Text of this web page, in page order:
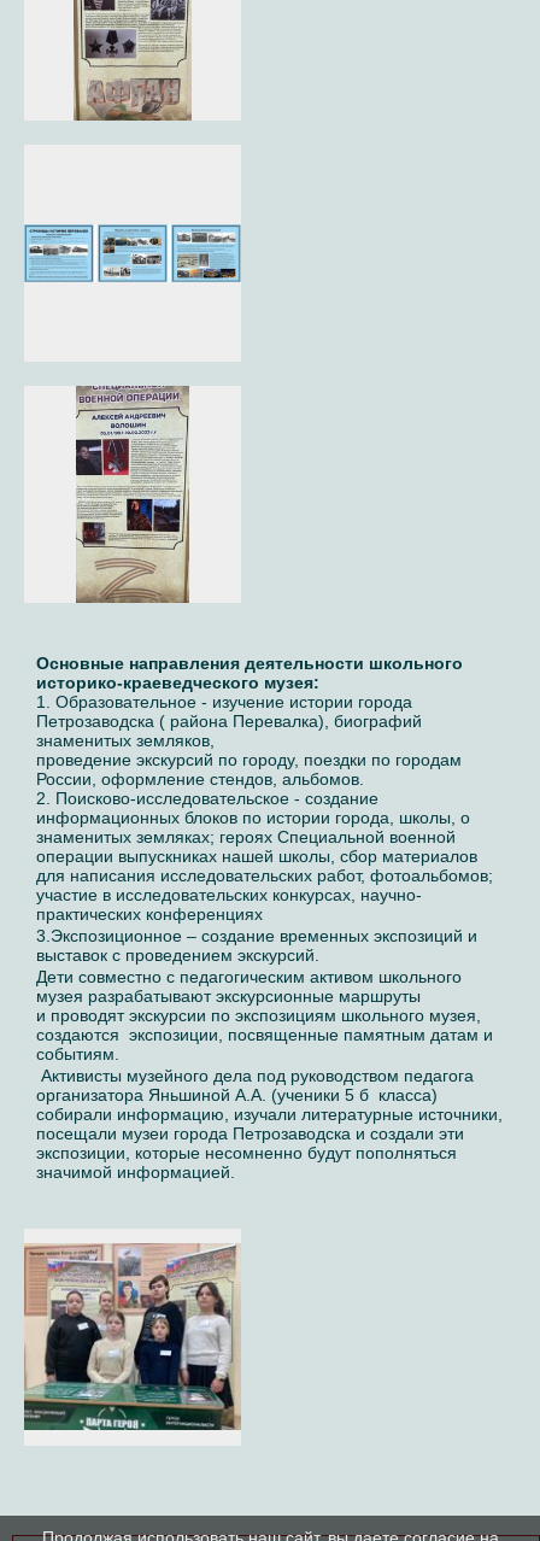
Основные направления деятельности школьного
историко-краеведческого музея:
1. Образовательное - изучение истории города
Петрозаводска ( района Перевалка), биографий
знаменитых земляков,
проведение экскурсий по городу, поездки по городам
России, оформление стендов, альбомов.
2. Поисково-исследовательское - создание
информационных блоков по истории города, школы, о
знаменитых земляках; героях Специальной военной
операции выпускниках нашей школы, сбор материалов
для написания исследовательских работ, фотоальбомов;
участие в исследовательских конкурсах, научно-
практических конференциях
3.Экспозиционное – создание временных экспозиций и
выставок с проведением экскурсий.
Дети совместно с педагогическим активом школьного
музея разрабатывают экскурсионные маршруты
и проводят экскурсии по экспозициям школьного музея,
создаются экспозиции, посвященные памятным датам и
событиям.
Активисты музейного дела под руководством педагога
организатора Яньшиной А.А. (ученики 5 б класса)
собирали информацию, изучали литературные источники,
посещали музеи города Петрозаводска и создали эти
экспозиции, которые несомненно будут пополняться
значимой информацией.